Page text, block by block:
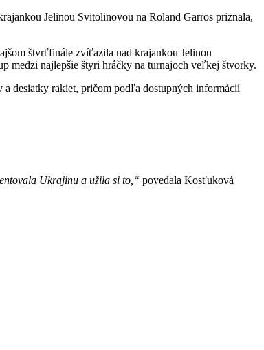
Jelinou Svitolinovou na Roland Garros priznala,
štvrťfinále zvíťazila nad krajankou Jelinou
medzi najlepšie štyri hráčky na turnajoch veľkej štvorky.
desiatky rakiet, pričom podľa dostupných informácií
Ukrajinu a užila si to,“ povedala Kosťuková